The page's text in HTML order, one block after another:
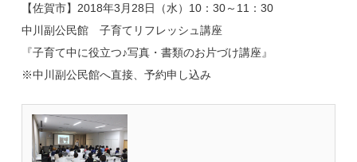
【佐賀市】2018年3月28日（水）10：30～11：30
中川副公民館 子育てリフレッシュ講座
『子育て中に役立つ♪写真・書類のお片づけ講座』
※中川副公民館へ直接、予約申し込み